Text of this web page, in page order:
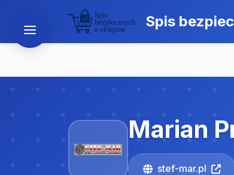
Spis
Marian
stef-mar.pl